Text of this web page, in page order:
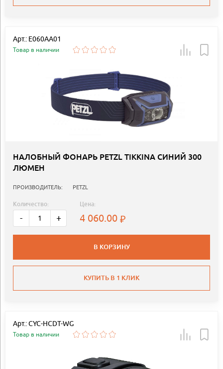
Арт.: E060AA01
Товар в наличии
НАЛОБНЫЙ ФОНАРЬ PETZL TIKKINA СИНИЙ 300
ЛЮМЕН
ПРОИЗВОДИТЕЛЬ: PETZL
Количество:
- +
Цена:
4 060.00
В КОРЗИНУ
КУПИТЬ В 1 КЛИК
Арт.: CYC-HCDT-WG
Товар в наличии